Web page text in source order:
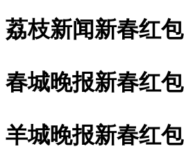
荔枝新闻新春红包
春城晚报新春红包
羊城晚报新春红包